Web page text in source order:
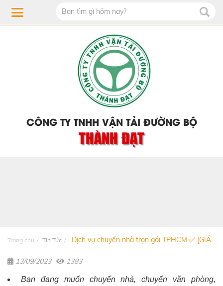
CÔNG TY TNHH VẬN TẢI ĐƯỜNG BỘ
THÀNH ĐẠT
Trang chủ Tin Tức Dịch vụ chuyển nhà trọn gói TPHCM ✅ [GIÁ...
13/09/2023 1383
Bạn đang muốn chuyển nhà, chuyển văn phòng,